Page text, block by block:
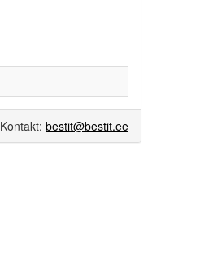
Kontakt: bestit@bestit.ee